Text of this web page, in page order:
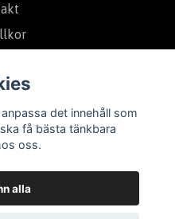
det innehåll som
få bästa tänkbara
oss.
alla